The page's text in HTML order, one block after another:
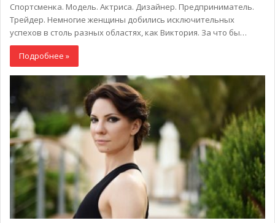
Спортсменка. Модель. Актриса. Дизайнер. Предприниматель.
Трейдер. Немногие женщины добились исключительных
успехов в столь разных областях, как Виктория. За что бы…
Подробнее »